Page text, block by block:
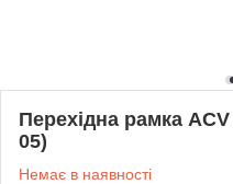
Перехідна рамка
05)
Немає в наявності